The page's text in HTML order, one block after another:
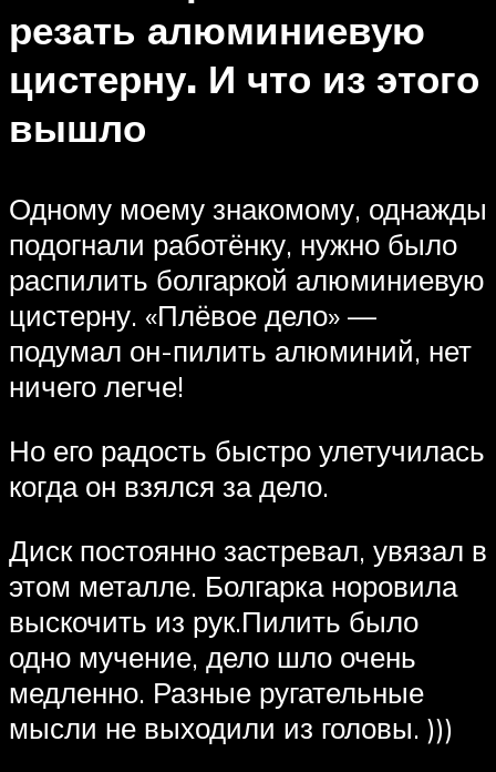
резать алюминиевую
цистерну. И что из этого
вышло
Одному моему знакомому, однажды
подогнали работёнку, нужно было
распилить болгаркой алюминиевую
цистерну. «Плёвое дело» —
подумал он-пилить алюминий, нет
ничего легче!
Но его радость быстро улетучилась
когда он взялся за дело.
Диск постоянно застревал, увязал в
этом металле. Болгарка норовила
выскочить из рук.Пилить было
одно мучение, дело шло очень
медленно. Разные ругательные
мысли не выходили из головы. )))